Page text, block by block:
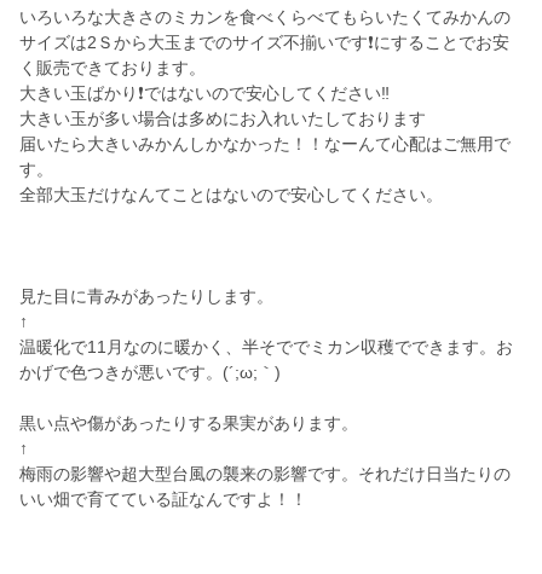
いろいろな大きさのミカンを食べくらべてもらいたくてみかんの
サイズは2Ｓから大玉までのサイズ不揃いです❗にすることでお安
く販売できております。
大きい玉ばかり❗ではないので安心してください‼️
大きい玉が多い場合は多めにお入れいたしております
届いたら大きいみかんしかなかった！！なーんて心配はご無用で
す。
全部大玉だけなんてことはないので安心してください。
見た目に青みがあったりします。
↑
温暖化で11月なのに暖かく、半そででミカン収穫でできます。お
かげで色つきが悪いです。(´;ω;｀)
黒い点や傷があったりする果実があります。
↑
梅雨の影響や超大型台風の襲来の影響です。それだけ日当たりの
いい畑で育てている証なんですよ！！